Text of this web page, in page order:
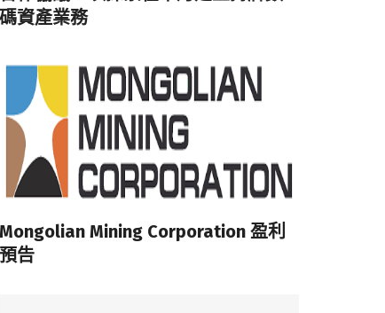
碼資產業務
Mongolian Mining Corporation 盈利
預告